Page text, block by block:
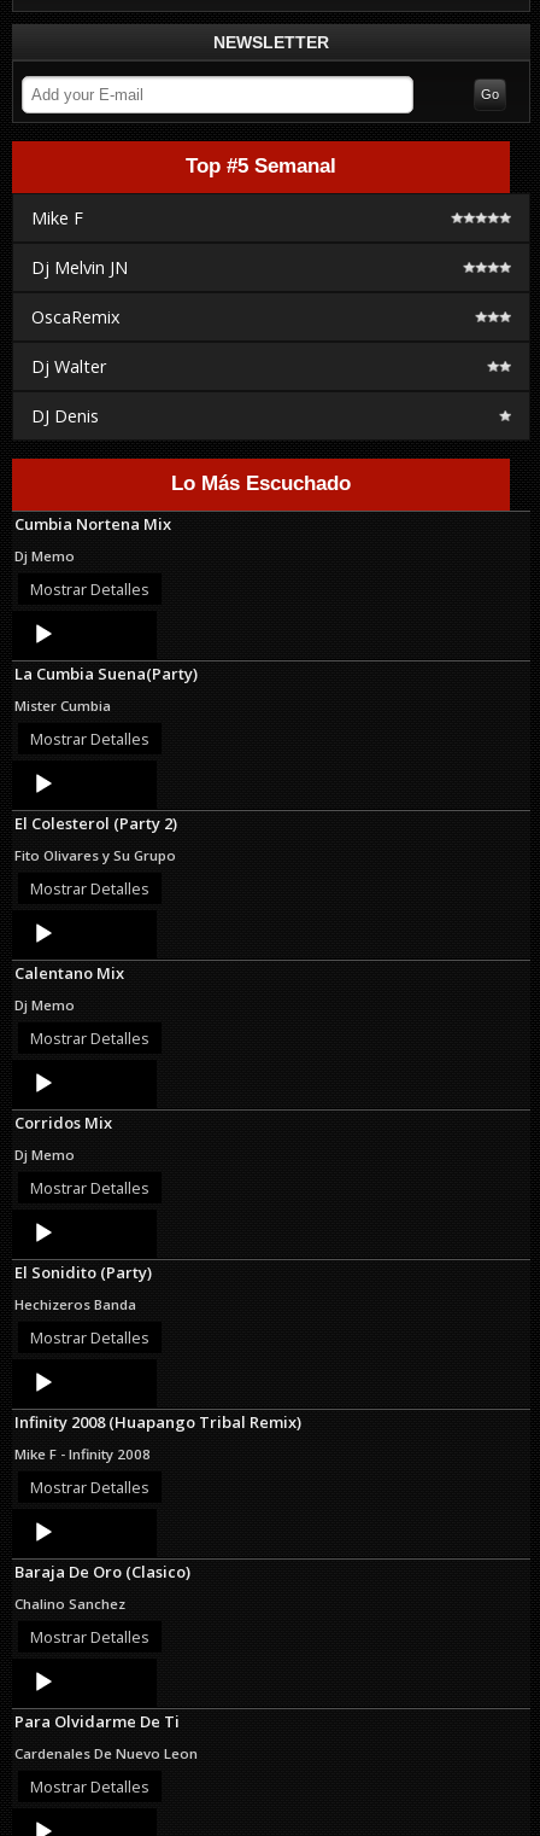
NEWSLETTER
Top #5 Semanal
Mike F
Dj Melvin JN
OscaRemix
Dj Walter
DJ Denis
Lo Más Escuchado
Cumbia Nortena Mix
Dj Memo
Mostrar Detalles
Audio
Player
La Cumbia Suena(Party)
Mister Cumbia
Mostrar Detalles
Audio
Player
El Colesterol (Party 2)
Fito Olivares y Su Grupo
Mostrar Detalles
Audio
Player
Calentano Mix
Dj Memo
Mostrar Detalles
Audio
Player
Corridos Mix
Dj Memo
Mostrar Detalles
Audio
Player
El Sonidito (Party)
Hechizeros Banda
Mostrar Detalles
Audio
Player
Infinity 2008 (Huapango Tribal Remix)
Mike F - Infinity 2008
Mostrar Detalles
Audio
Player
Baraja De Oro (Clasico)
Chalino Sanchez
Mostrar Detalles
Audio
Player
Para Olvidarme De Ti
Cardenales De Nuevo Leon
Mostrar Detalles
Audio